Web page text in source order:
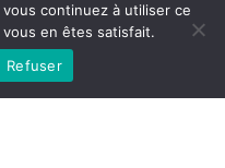
Tous droit réservés -
continuez à utiliser ce
en êtes satisfait.
Refuser